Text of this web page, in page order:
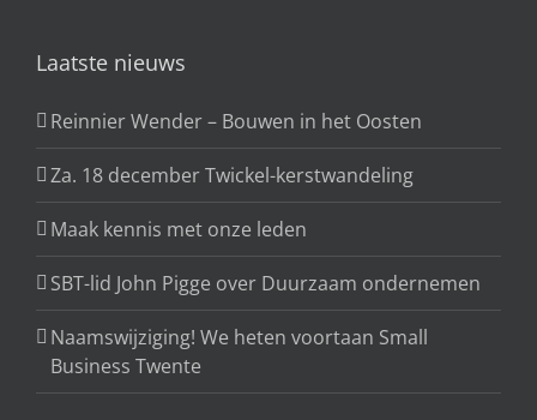
Laatste nieuws
Reinnier Wender – Bouwen in het Oosten
Za. 18 december Twickel-kerstwandeling
Maak kennis met onze leden
SBT-lid John Pigge over Duurzaam ondernemen
Naamswijziging! We heten voortaan Small
Business Twente